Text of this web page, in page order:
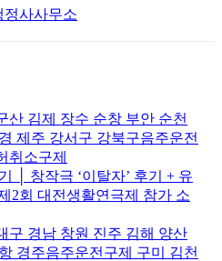
산 김제 장수 순창 부안 순천
제주 강서구 강북구음주운전
취소구제
│ 창작극 ‘이탈자’ 후기 + 유
2회 대전생활연극제 참가 소
구 경남 창원 진주 김해 양산
경주음주운전구제 구미 김천